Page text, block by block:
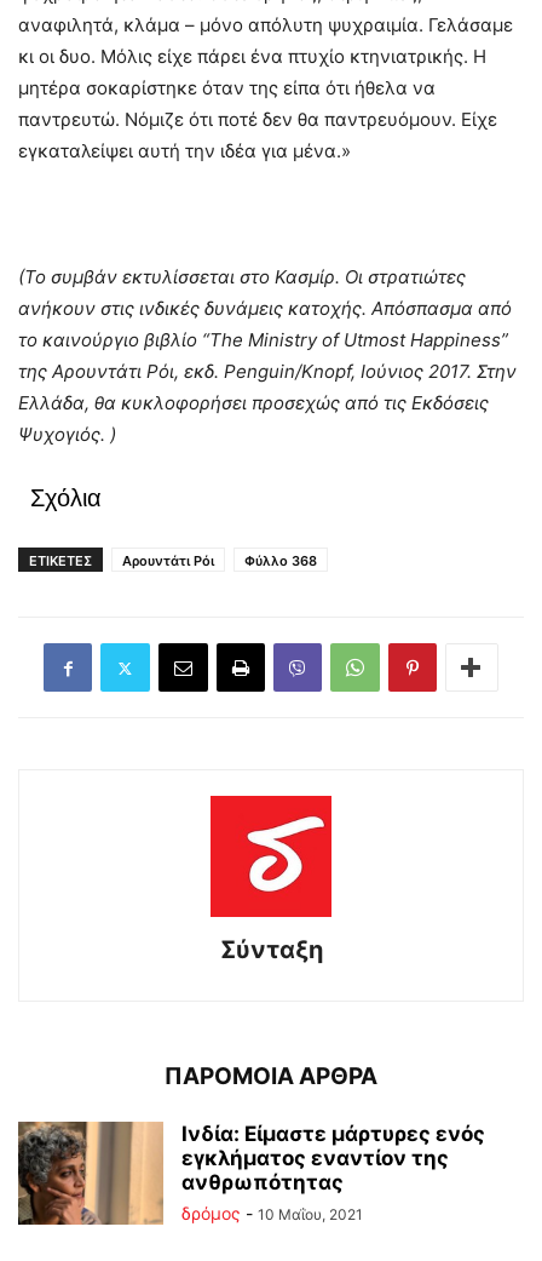
αναφιλητά, κλάμα – μόνο απόλυτη ψυχραιμία. Γελάσαμε
κι οι δυο. Μόλις είχε πάρει ένα πτυχίο κτηνιατρικής. Η
μητέρα σοκαρίστηκε όταν της είπα ότι ήθελα να
παντρευτώ. Νόμιζε ότι ποτέ δεν θα παντρευόμουν. Είχε
εγκαταλείψει αυτή την ιδέα για μένα.»
(Το συμβάν εκτυλίσσεται στο Κασμίρ. Οι στρατιώτες
ανήκουν στις ινδικές δυνάμεις κατοχής. Απόσπασμα από
το καινούργιο βιβλίο “The Ministry of Utmost Happiness”
της Αρουντάτι Ρόι, εκδ. Penguin/Knopf, Ιούνιος 2017. Στην
Ελλάδα, θα κυκλοφορήσει προσεχώς από τις Εκδόσεις
Ψυχογιός. )
Σχόλια
ΕΤΙΚΕΤΕΣ Αρουντάτι Ρόι Φύλλο 368
Σύνταξη
ΠΑΡΟΜΟΙΑ ΑΡΘΡΑ
Ινδία: Είμαστε μάρτυρες ενός
εγκλήματος εναντίον της
ανθρωπότητας
δρόμος - 10 Μαΐου, 2021